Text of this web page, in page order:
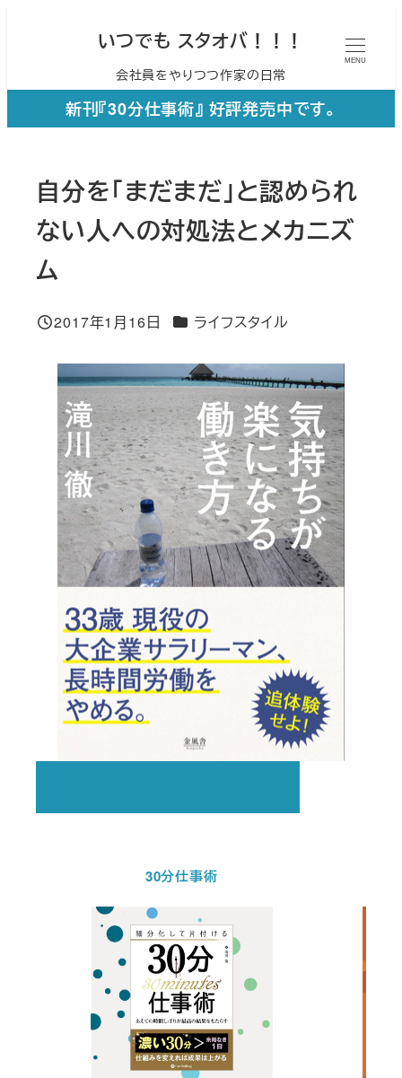
ン
いつでも スタオバ！！！
会社員をやりつつ作家の日常
MENU
新刊『30分仕事術』 好評発売中です。
自分を「まだまだ」と認められ
ない人への対処法とメカニズ
ム
投稿日
2017年1月16日 カテゴリー
ライフスタイル
30分仕事術